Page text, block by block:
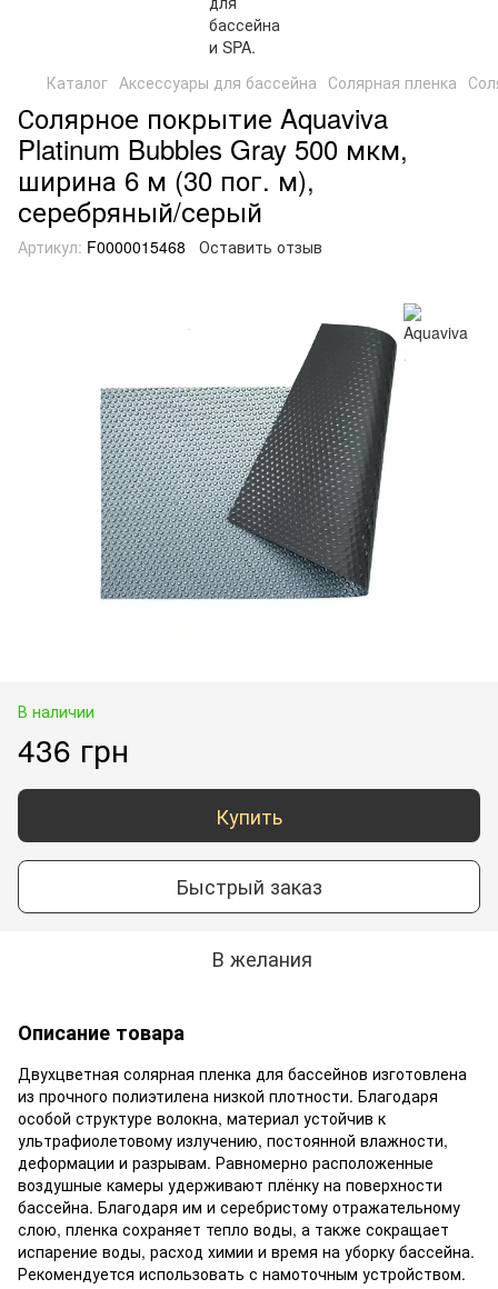
Каталог Аксессуары для бассейна Солярная пленка
Солярное покрытие Aquaviva
Platinum Bubbles Gray 500 мкм,
ширина 6 м (30 пог. м),
серебряный/серый
Артикул: F0000015468 Оставить отзыв
В наличии
436 грн
Купить
Быстрый заказ
В желания
Описание товара
Двухцветная солярная пленка для бассейнов изготовлена ​​
из прочного полиэтилена низкой плотности. Благодаря
особой структуре волокна, материал устойчив к
ультрафиолетовому излучению, постоянной влажности,
деформации и разрывам. Равномерно расположенные
воздушные камеры удерживают плёнку на поверхности
бассейна. Благодаря им и серебристому отражательному
слою, пленка сохраняет тепло воды, а также сокращает
испарение воды, расход химии и время на уборку бассейна.
Рекомендуется использовать с намоточным устройством.